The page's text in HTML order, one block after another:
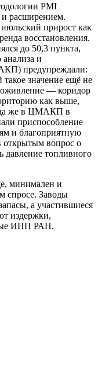
PMI
и расширением.
прирост как
восстановления.
до 50,3 пункта,
и
предупреждали:
значение ещё не
оживление — коридор
как выше,
же в ЦМАКП в
приспособление
и благоприятную
открытым вопрос о
давление топливного
минимален и
спросе. Заводы
а участившиеся
издержки,
ИНП РАН.